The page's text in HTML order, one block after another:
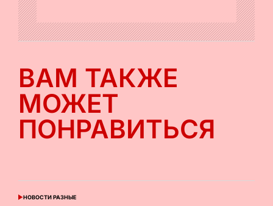
ВАМ ТАКЖЕ
МОЖЕТ
ПОНРАВИТЬСЯ
ОПУБЛИКОВАНО
НОВОСТИ РАЗНЫЕ